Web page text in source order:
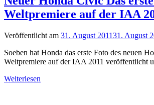
Weltpremiere auf der IAA
Veröffentlicht am 31. August 201131. August
Soeben hat Honda das erste Foto des neuen
Weltpremiere auf der IAA 2011 veröffentlicht
Weiterlesen